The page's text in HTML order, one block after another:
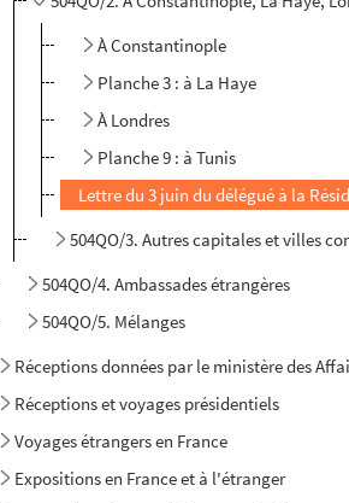
À Constantinople
Planche 3 : à La Haye
À Londres
Planche 9 : à Tunis
Lettre du 3 juin du délégué à la
504QO/3. Autres capitales et villes
504QO/4. Ambassades étrangères
504QO/5. Mélanges
Réceptions données par le ministère des
Réceptions et voyages présidentiels
Voyages étrangers en France
Expositions en France et à l'étranger